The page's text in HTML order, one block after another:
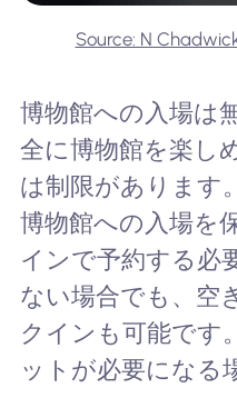
Source: N
博物館への入場は
全に博物館を楽し
は制限があります。
博物館への入場を
インで予約する必
ない場合でも、空
クインも可能です
ットが必要になる